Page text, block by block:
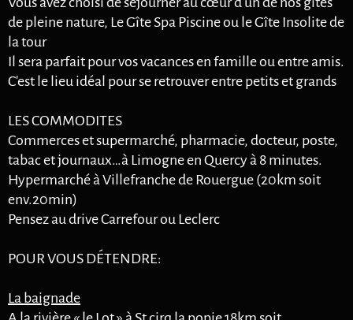
de pleine nature, Le Gîte Spa Piscine ou le Gîte Insolite de
la tour
Il sera parfait pour vos vacances en famille ou entre amis.
C'est le lieu idéal pour se retrouver entre petits et grands
LES COMMODITES
Commerces et supermarché, pharmacie, docteur, poste,
tabac et journaux…à Limogne en Quercy à 8 minutes.
Hypermarché à Villefranche de Rouergue (20km soit
env.20min)
Pensez au drive Carrefour ou Leclerc
POUR VOUS DÉTENDRE:
La baignade